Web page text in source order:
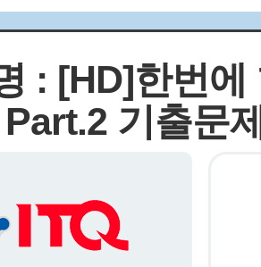
: [HD]한번
기출문